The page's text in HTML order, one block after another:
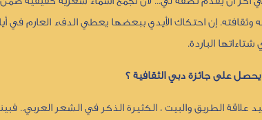
إن احتكاك الأيدي ببعضها يعطي الدفء العارم في
الباردة.
على جائزة دبي الثقافية ؟
علاقة الطريق والبيت ، الكثيرة الذكر في الشعر العربي..